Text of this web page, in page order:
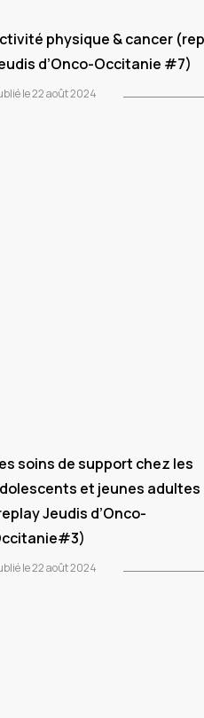
physique & cancer
d’Onco-Occitanie #7)
le 22 août 2024
soins de support chez les
et jeunes adultes
Jeudis d’Onco-
le 22 août 2024